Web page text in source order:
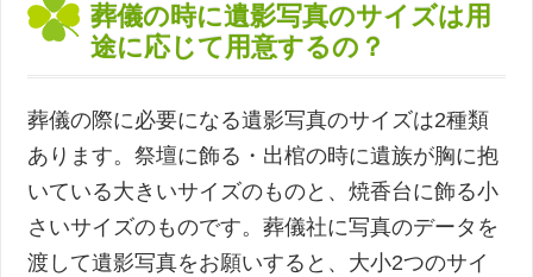
葬儀の時に遺影写真のサイズは用
途に応じて用意するの？
葬儀の際に必要になる遺影写真のサイズは2種類
あります。祭壇に飾る・出棺の時に遺族が胸に抱
いている大きいサイズのものと、焼香台に飾る小
さいサイズのものです。葬儀社に写真のデータを
渡して遺影写真をお願いすると、大小2つのサイ